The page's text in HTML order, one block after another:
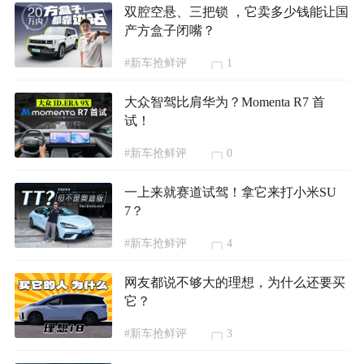
双腔空悬、三把锁 ，它卖多少钱能让国
产方盒子闭嘴？
#新车抢鲜评 1
大众智驾比肩华为？Momenta R7 首
试！
#新车抢鲜评 0
一上来就赛道试驾！拿它来打小米SU
7？
#新车抢鲜评 4
网友都说不够大的理想，为什么还要买
它？
#新车抢鲜评 3